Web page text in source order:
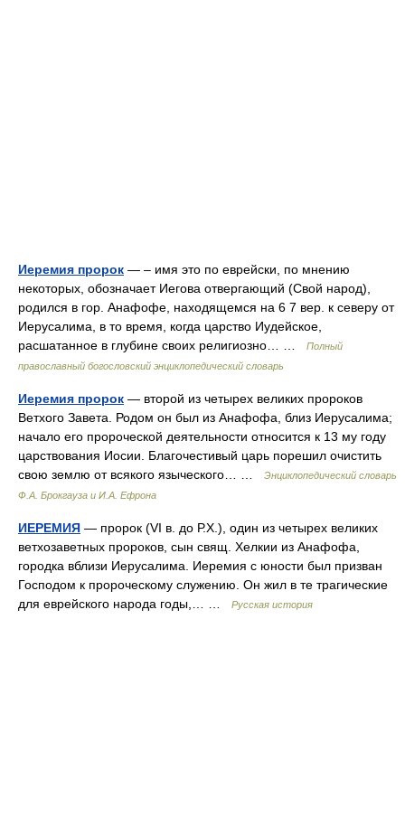
Иеремия пророк — – имя это по еврейски, по мнению
некоторых, обозначает Иегова отвергающий (Свой народ),
родился в гор. Анафофе, находящемся на 6 7 вер. к северу от
Иерусалима, в то время, когда царство Иудейское,
расшатанное в глубине своих религиозно… …
Полный
православный богословский энциклопедический словарь
Иеремия пророк — второй из четырех великих пророков
Ветхого Завета. Родом он был из Анафофа, близ Иерусалима;
начало его пророческой деятельности относится к 13 му году
царствования Иосии. Благочестивый царь порешил очистить
свою землю от всякого языческого… …
Энциклопедический словарь
Ф.А. Брокгауза и И.А. Ефрона
ИЕРЕМИЯ — пророк (VI в. до Р.Х.), один из четырех великих
ветхозаветных пророков, сын свящ. Хелкии из Анафофа,
городка вблизи Иерусалима. Иеремия с юности был призван
Господом к пророческому служению. Он жил в те трагические
для еврейского народа годы,… …
Русская история